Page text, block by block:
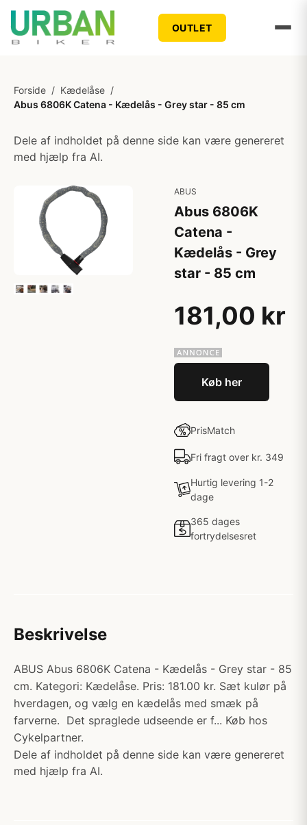
OUTLET
Forside / Kædelåse /
Abus 6806K Catena - Kædelås - Grey star - 85 cm
Dele af indholdet på denne side kan være genereret
med hjælp fra AI.
ABUS
Abus 6806K
Catena -
Kædelås - Grey
star - 85 cm
181,00 kr
Køb her
PrisMatch
Fri fragt over kr. 349
Hurtig levering 1-2
dage
365 dages
fortrydelsesret
Beskrivelse
ABUS Abus 6806K Catena - Kædelås - Grey star - 85
cm. Kategori: Kædelåse. Pris: 181.00 kr. Sæt kulør på
hverdagen, og vælg en kædelås med smæk på
farverne. Det spraglede udseende er f... Køb hos
Cykelpartner.
Dele af indholdet på denne side kan være genereret
med hjælp fra AI.